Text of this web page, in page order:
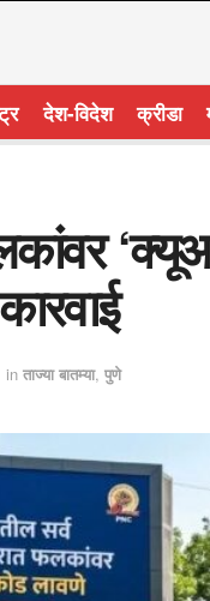
देश-विदेश क्रीडा
in ताज्या बातम्या, पुणे